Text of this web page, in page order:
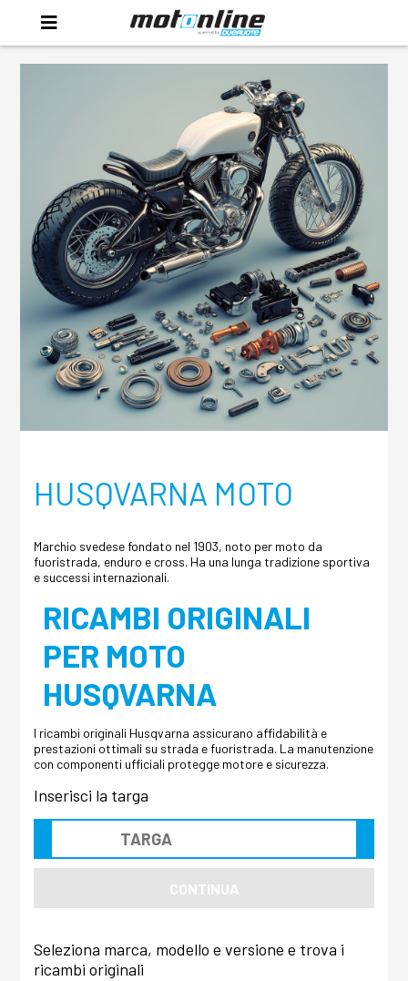
HUSQVARNA MOTO
Marchio svedese fondato nel 1903, noto per moto da
fuoristrada, enduro e cross. Ha una lunga tradizione sportiva
e successi internazionali.
RICAMBI ORIGINALI
PER MOTO
HUSQVARNA
I ricambi originali Husqvarna assicurano affidabilità e
prestazioni ottimali su strada e fuoristrada. La manutenzione
con componenti ufficiali protegge motore e sicurezza.
Inserisci la targa
CONTINUA
Seleziona marca, modello e versione e trova i
ricambi originali